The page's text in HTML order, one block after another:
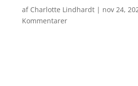
af Charlotte Lindhardt| nov 24,
Kommentarer